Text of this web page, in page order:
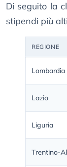
Di seguito la
stipendi più
REGIONE
Lombardia
Lazio
Liguria
Trentino-